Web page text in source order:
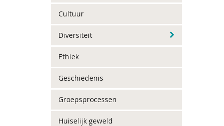
Cultuur
Diversiteit
Ethiek
Geschiedenis
Groepsprocessen
Huiselijk geweld